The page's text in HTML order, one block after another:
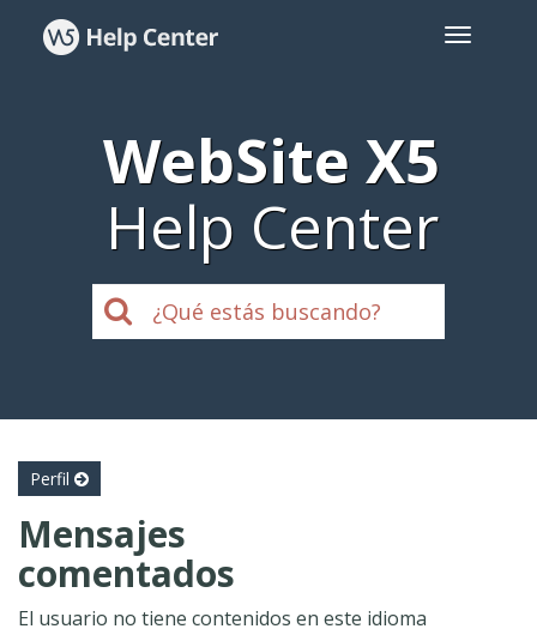
WebSite X5
Help Center
Perfil
Mensajes
comentados
El usuario no tiene contenidos en este idioma